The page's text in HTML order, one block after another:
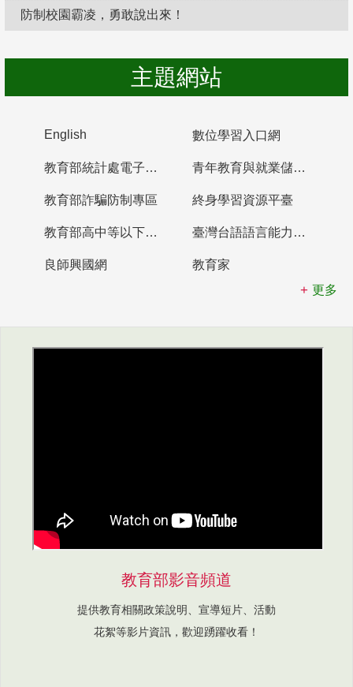
防制校園霸凌，勇敢說出來！
主題網站
English 數位學習入口網
教育部統計處電子書櫃 青年教育與就業儲蓄帳戶
教育部詐騙防制專區 終身學習資源平臺
教育部高中等以下學校及幼兒園教師資格檢定考試 臺灣台語語言能力認證網站
良師興國網
教育家
更多
教育部影音頻道
提供教育相關政策說明、宣導短片、活動
花絮等影片資訊，歡迎踴躍收看！